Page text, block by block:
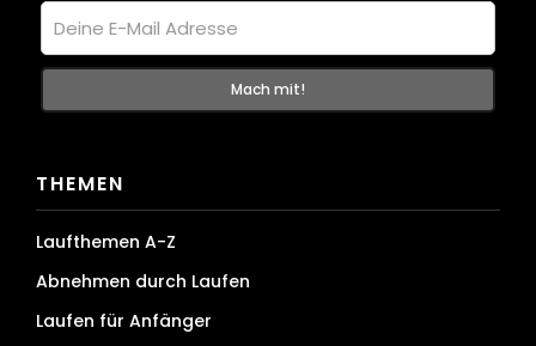
THEMEN
Laufthemen A-Z
Abnehmen durch Laufen
Laufen für Anfänger